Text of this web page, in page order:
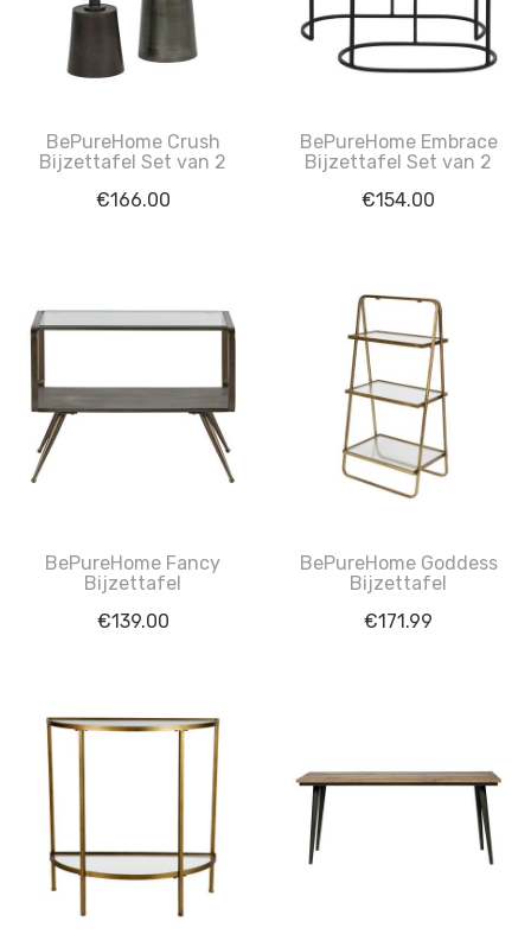
BePureHome Crush
Bijzettafel Set van 2
€166.00
BePureHome Embrace
Bijzettafel Set van 2
€154.00
BePureHome Fancy
Bijzettafel
€139.00
BePureHome Goddess
Bijzettafel
€171.99